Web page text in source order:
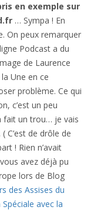
en exemple sur
… Sympa ! En
On peux remarquer
Podcast a du
de Laurence
Une en ce
problème. Ce qui
c’est un peu
fait un trou… je vais
C’est de drôle de
! Rien n’avait
avez déjà pu
lors de Blog
des Assises du
avec la